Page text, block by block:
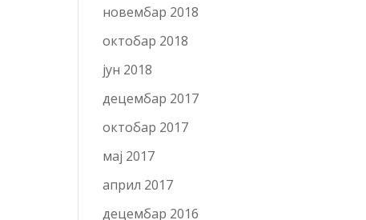
новембар 2018
октобар 2018
јун 2018
децембар 2017
октобар 2017
мај 2017
април 2017
децембар 2016